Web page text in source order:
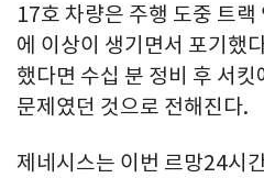
17호 차량은 주행 도중 트랙
에 이상이 생기면서 포기했
했다면 수십 분 정비 후 서킷
문제였던 것으로 전해진다.
제네시스는 이번 르망24시